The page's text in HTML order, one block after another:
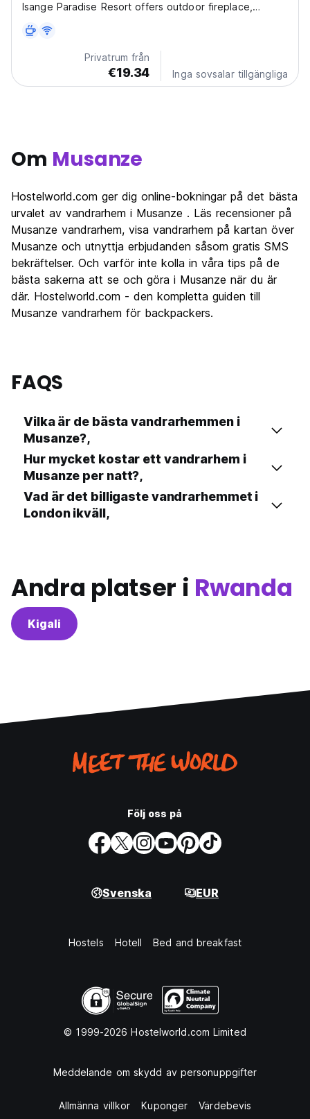
Isange Paradise Resort offers outdoor fireplace,
mountain and garden views, and is 45 km from
Mgahinga Gorilla National Park. The accommodation
Privatrum från
€19.34 Inga sovsalar tillgängliga
Om Musanze
Hostelworld.com ger dig online-bokningar på det bästa
urvalet av vandrarhem i Musanze . Läs recensioner på
Musanze vandrarhem, visa vandrarhem på kartan över
Musanze och utnyttja erbjudanden såsom gratis SMS
bekräftelser. Och varför inte kolla in våra tips på de
bästa sakerna att se och göra i Musanze när du är
där. Hostelworld.com - den kompletta guiden till
Musanze vandrarhem för backpackers.
FAQS
Vilka är de bästa vandrarhemmen i
Musanze?,
Hur mycket kostar ett vandrarhem i
Musanze per natt?,
Vad är det billigaste vandrarhemmet i
London ikväll,
Andra platser i Rwanda
Kigali
Följ oss på
Svenska EUR
Hostels Hotell Bed and breakfast
© 1999-2026 Hostelworld.com Limited
Meddelande om skydd av personuppgifter
Allmänna villkor Kuponger Värdebevis